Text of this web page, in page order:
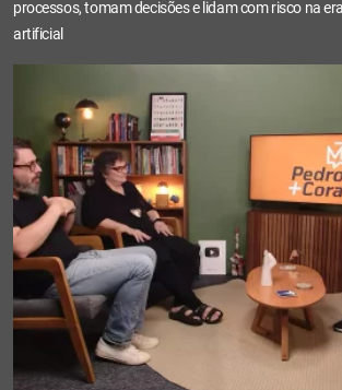
processos, tomam decisões e lidam com risco na
artificial